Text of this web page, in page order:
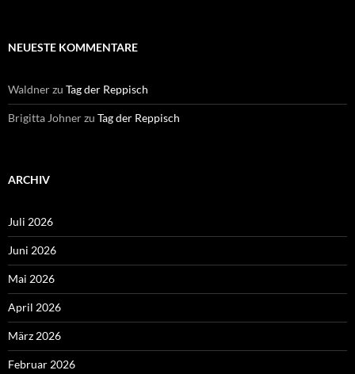
NEUESTE KOMMENTARE
Waldnerzu Tag der Reppisch
Brigitta Johnerzu Tag der Reppisch
ARCHIV
Juli 2026
Juni 2026
Mai 2026
April 2026
März 2026
Februar 2026